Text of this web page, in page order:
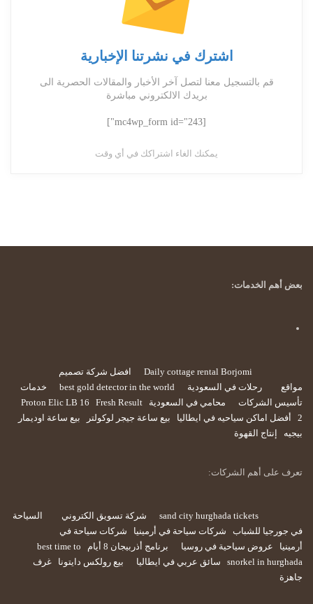
اشترك في نشرتنا الإخبارية
قم بالتسجيل معنا لتصل آخر الأخبار والمقالات الحصرية الى
بريدك الالكتروني مباشرة
[mc4wp_form id="243"]
يمكنك الغاء اشتراكك في أي وقت
بعض أهم الخدمات:
Daily cottage rental Borjomi
افضل شركة تصميم
مواقع
رحلات في السعودية best gold detector in the world
خدمات
تأسيس الشركات
محامي في السعودية Proton Elic LB 16
Fresh Result
2
أفضل اماكن سياحيه في ايطاليا بيع ساعة جيجر لوكولتر
بيع ساعة اوديمار
بيجيه
إنتاج القهوة
تعرف على أهم الشركات:
sand city hurghada tickets شركة تسويق الكتروني
السياحة
في جورجيا للشباب
شركات سياحة في أرمينيا
شركات سياحة في
أرمينيا
عروض سياحية في روسيا برنامج أذربيجان 8 أيام
best time to
snorkel in hurghada
سائق عربي في ايطاليا بيع رولكس دايتونا
غرف
جاهزة